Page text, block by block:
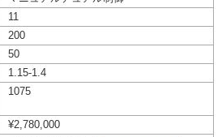
11
200
50
1.15-1.4
1075
¥2,780,000